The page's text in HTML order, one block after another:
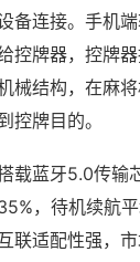
备连接。手机
控牌器，控牌
械结构，在麻
控牌目的。
载蓝牙5.0传输
，待机续航
联适配性强，